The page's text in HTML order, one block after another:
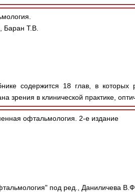
Баран Т.В.
содержится 18 глав, в
зрения в клинической практике,
офтальмология. 2-е издание
под ред., Даниличева